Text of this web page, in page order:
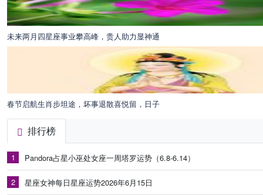
未来两月四星座事业攀高峰，贵人助力显神通
春节启航生肖步坦途，坏事退散喜悦留，日子
排行榜
1 Pandora占星小巫处女座一周塔罗运势（6.8-6.14）
2 星座女神每日星座运势2026年6月15日